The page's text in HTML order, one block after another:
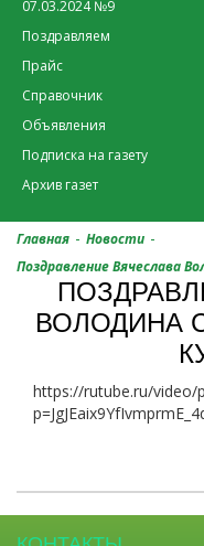
07.03.2024 №9
Поздравляем
Прайс
Справочник
Объявления
Подписка на газету
Архив газет
Главная - Новости -
Поздравление Вячеслава
ВОЛОДИНА
https://rutube.ru/video/